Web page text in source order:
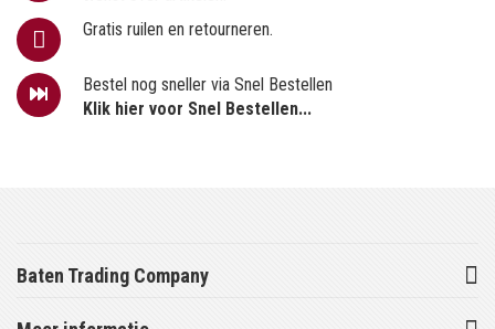
Gratis ruilen en retourneren.
Bestel nog sneller via Snel Bestellen
Klik hier voor Snel Bestellen...
Baten Trading Company